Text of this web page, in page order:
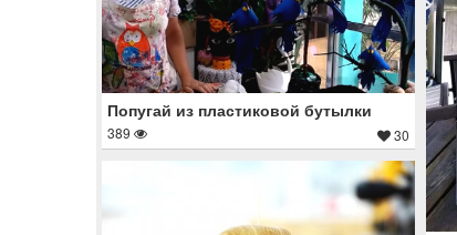
Попугай из пластиковой бутылки
389 30